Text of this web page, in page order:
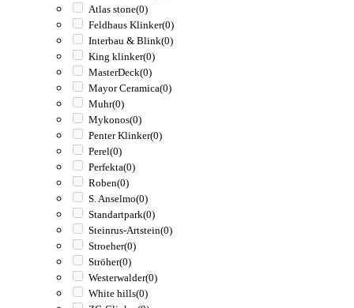
Atlas stone(0)
Feldhaus Klinker(0)
Interbau & Blink(0)
King klinker(0)
MasterDeck(0)
Mayor Ceramica(0)
Muhr(0)
Mykonos(0)
Penter Klinker(0)
Perel(0)
Perfekta(0)
Roben(0)
S. Anselmo(0)
Standartpark(0)
Steinrus-Artstein(0)
Stroeher(0)
Ströher(0)
Westerwalder(0)
White hills(0)